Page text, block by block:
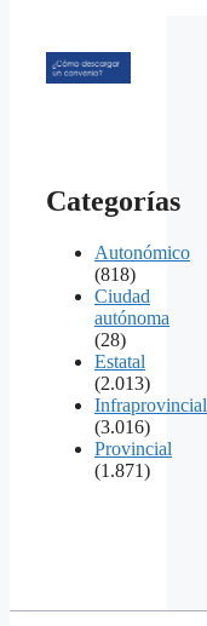
Categorías
Autonómico
(818)
Ciudad
autónoma
(28)
Estatal
(2.013)
Infraprovincial
(3.016)
Provincial
(1.871)